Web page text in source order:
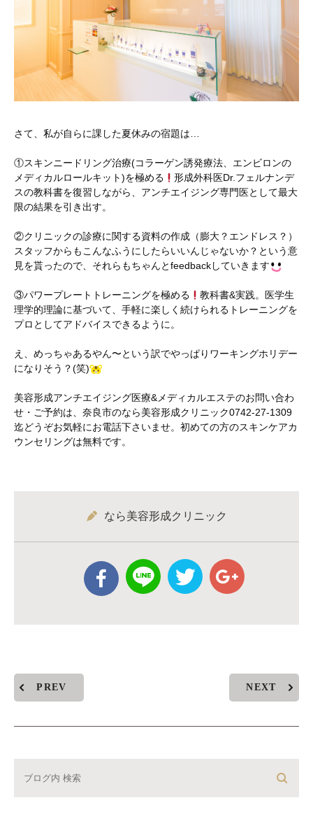
さて、私が自らに課した夏休みの宿題は…
①スキンニードリング治療(コラーゲン誘発療法、エンビロンの
メディカルロールキット)を極める
形成外科医Dr.フェルナンデ
スの教科書を復習しながら、アンチエイジング専門医として最大
限の結果を引き出す。
②クリニックの診療に関する資料の作成（膨大？エンドレス？）
スタッフからもこんなふうにしたらいいんじゃないか？という意
見を貰ったので、それらもちゃんとfeedbackしていきます
③パワープレートトレーニングを極める
教科書&実践。医学生
理学的理論に基づいて、手軽に楽しく続けられるトレーニングを
プロとしてアドバイスできるように。
え、めっちゃあるやん〜という訳でやっぱりワーキングホリデー
になりそう？(笑)
美容形成アンチエイジング医療&メディカルエステのお問い合わ
せ・ご予約は、奈良市のなら美容形成クリニック0742-27-1309
迄どうぞお気軽にお電話下さいませ。初めての方のスキンケアカ
ウンセリングは無料です。
なら美容形成クリニック
PREV NEXT